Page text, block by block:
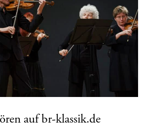
auf br-klassik.de